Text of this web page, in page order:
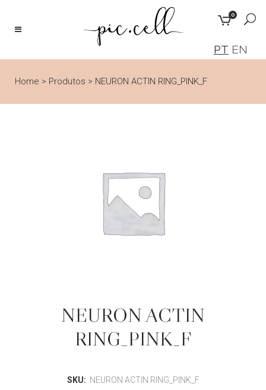
PT EN
0
Home > Produtos > NEURON ACTIN RING_PINK_F
NEURON ACTIN
RING_PINK_F
SKU: NEURON ACTIN RING_PINK_F